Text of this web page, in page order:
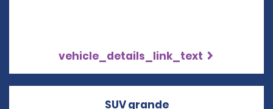
vehicle_details_link_text
SUV grandeOpens in a new